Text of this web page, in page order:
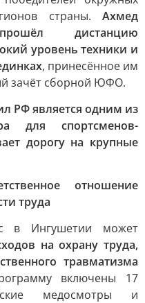
страны. Ахмед
дистанцию
уровень техники и
, принесённое им
зачёт сборной ЮФО.
РФ является одним из
для спортсменов-
дорогу на крупные
отношение
труда
в Ингушетии может
на охрану труда,
травматизма
включены 17
медосмотры и